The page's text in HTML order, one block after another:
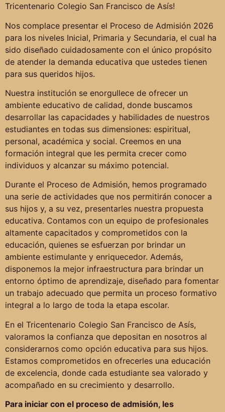
Tricentenario Colegio San Francisco de Asís!
Nos complace presentar el Proceso de Admisión 2026
para los niveles Inicial, Primaria y Secundaria, el cual ha
sido diseñado cuidadosamente con el único propósito
de atender la demanda educativa que ustedes tienen
para sus queridos hijos.
Nuestra institución se enorgullece de ofrecer un
ambiente educativo de calidad, donde buscamos
desarrollar las capacidades y habilidades de nuestros
estudiantes en todas sus dimensiones: espiritual,
personal, académica y social. Creemos en una
formación integral que les permita crecer como
individuos y alcanzar su máximo potencial.
Durante el Proceso de Admisión, hemos programado
una serie de actividades que nos permitirán conocer a
sus hijos y, a su vez, presentarles nuestra propuesta
educativa. Contamos con un equipo de profesionales
altamente capacitados y comprometidos con la
educación, quienes se esfuerzan por brindar un
ambiente estimulante y enriquecedor. Además,
disponemos la mejor infraestructura para brindar un
entorno óptimo de aprendizaje, diseñado para fomentar
un trabajo adecuado que permita un proceso formativo
integral a lo largo de toda la etapa escolar.
En el Tricentenario Colegio San Francisco de Asís,
valoramos la confianza que depositan en nosotros al
considerarnos como opción educativa para sus hijos.
Estamos comprometidos en ofrecerles una educación
de excelencia, donde cada estudiante sea valorado y
acompañado en su crecimiento y desarrollo.
Para iniciar con el proceso de admisión, les